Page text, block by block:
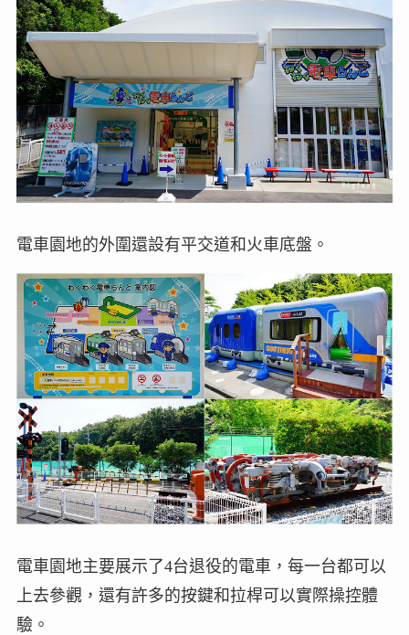
電車園地的外圍還設有平交道和火車底盤。
電車園地主要展示了4台退役的電車，每一台都可以
上去參觀，還有許多的按鍵和拉桿可以實際操控體
驗。